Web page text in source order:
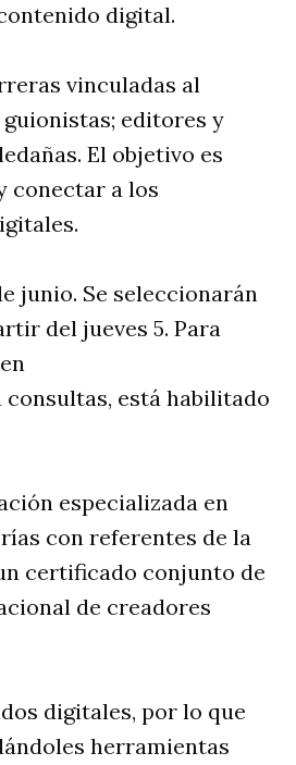
digital.
vinculadas al
editores y
El objetivo es
conectar a los
junio. Se seleccionarán
del jueves 5. Para
está habilitado
especializada en
con referentes de la
certificado conjunto de
de creadores
digitales, por lo que
herramientas